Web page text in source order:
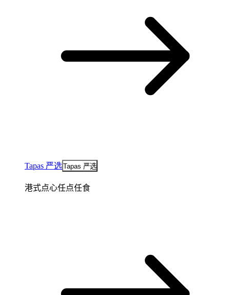
Tapas 严选Tapas 严选
港式点心任点任食